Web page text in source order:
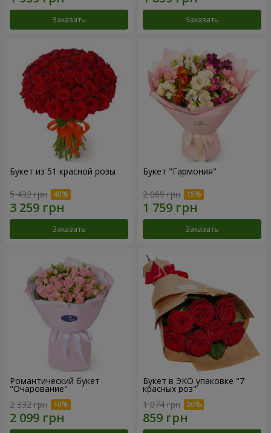
Заказать Заказать
Букет из 51 красной розы
5 432 грн
Заказать
Букет "Гармония"
2 069 грн
Заказать
Романтический букет
"Очарование"
2 332 грн
Букет в ЭКО упаковке "7
красных роз"
1 074 грн